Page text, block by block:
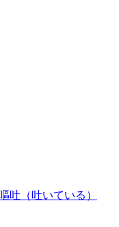
吐（吐いている）